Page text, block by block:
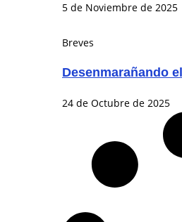
5 de Noviembre de 2025
Breves
Desenmarañando
24 de Octubre de 2025